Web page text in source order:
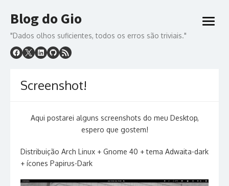
to
content
Blog do Gio
"Dados olhos suficientes, todos os erros são triviais."
open
Screenshot!
Aqui postarei alguns screenshots do meu Desktop,
espero que gostem!
Distribuição Arch Linux + Gnome 40 + tema Adwaita-dark
+ ícones Papirus-Dark